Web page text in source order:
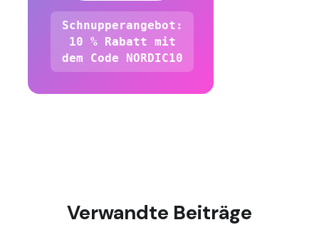
Schnupperangebot:
10 % Rabatt mit
dem Code NORDIC10
Verwandte Beiträge